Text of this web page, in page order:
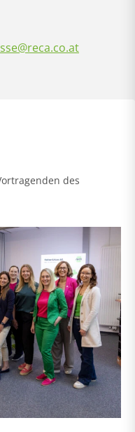
des